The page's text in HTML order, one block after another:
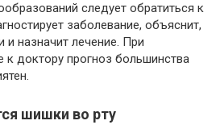
следует обратиться к
заболевание, объяснит,
и назначит лечение. При
к доктору прогноз большинства
шишки во рту